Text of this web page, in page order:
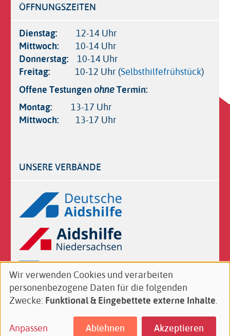
ÖFFNUNGSZEITEN
Dienstag: 12-14 Uhr
Mittwoch:
10-14 Uhr
Donnerstag:
10-14 Uhr
Freitag:
10-12 Uhr (Selbsthilfefrühstück)
Offene Testungen ohneTermin:
Montag: 13-17 Uhr
Mittwoch:
13-17 Uhr
UNSERE VERBÄNDE
Logos
Follow
on:
Facebook
Footer Kontakt Impressum Datenschutz
Verwendung
von
personenbezogenen
und
Wir verwenden Cookies und verarbeiten
personenbezogene Daten für die folgenden
Zwecke: Funktional & Eingebettete externe Inhalte.
Anpassen Ablehnen Akzeptieren